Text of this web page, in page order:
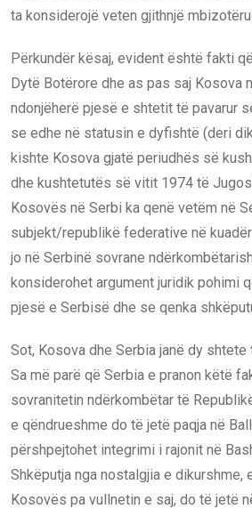
ta konsiderojë veten gjithnjë
Përkundër kësaj, evident është fakti
Dytë Botërore dhe as pas saj Kosova
ndonjëherë pjesë e shtetit të pavarur
se edhe në statusin e dyfishtë (deri
kishte Kosova gjatë periudhës së
dhe kushtetutës së vitit 1974 të
Kosovës në Serbi ka qenë vetëm në
subjekt/republikë federative në
jo në Serbinë sovrane
konsiderohet argument juridik pohimi
pjesë e Serbisë dhe se qenka
Sot, Kosova dhe Serbia janë dy shtete
Sa më parë që Serbia e pranon këtë
sovranitetin ndërkombëtar të
e qëndrueshme do të jetë paqja në
përshpejtohet integrimi i rajonit në
Shkëputja nga nostalgjia e dikurshme,
Kosovës pa vullnetin e saj, do të jetë